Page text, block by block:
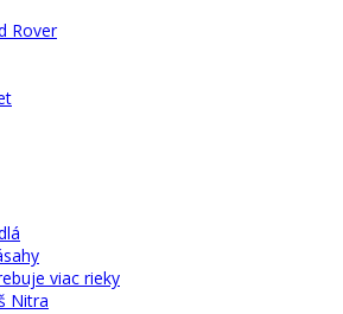
Rover
viac rieky
Nitra